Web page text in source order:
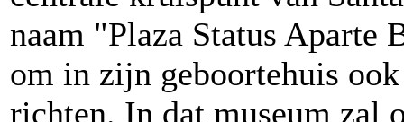
naam "Plaza Status Aparte
om in zijn geboortehuis
richten. In dat museum zal